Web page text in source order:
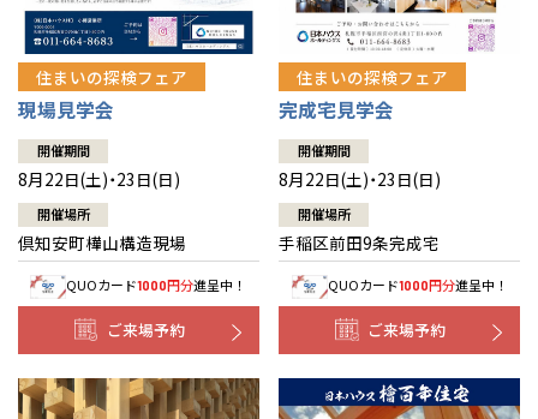
住まいの探検フェア
現場見学会
開催期間
8月22日(土)・23日(日)
開催場所
倶知安町樺山構造現場
QUOカード1000円分進呈中！
ご来場予約
住まいの探検フェア
完成宅見学会
開催期間
8月22日(土)・23日(日)
開催場所
手稲区前田9条完成宅
QUOカード1000円分進呈中！
ご来場予約
道央
道北
道南
道東
青森
秋田
岩手
山形
宮城
福島
甲信越・北陸
新潟
山梨
長野
富山
石川
福井
関東
東京
神奈川
埼玉
千葉
茨城
東海
愛知
岐阜
静岡
三重
近畿
大阪
京都
兵庫
中国・四国
岡山
香川
九州
福岡
分譲マンション
道央
苫小牧千歳
小樽
道北
道南
道東
釧路
青森県
八戸
青森
秋田県
秋田
岩手県
山形県
宮城県
仙台
福島県
会津
甲信越・北陸
新潟県
長岡
山梨県
長野県
富山県
富山
石川県
福井県
福井
関東
東京都
神奈川県
相模
埼玉県
埼玉
千葉県
千葉
柏
東海
愛知県
岐阜県
岐阜
静岡県
三重県
四日市
近畿
大阪府
大阪
京都府
京都
兵庫県
姫路
奈良県
奈良
中国・四国
岡山県
岡山
九州
福岡県
福岡